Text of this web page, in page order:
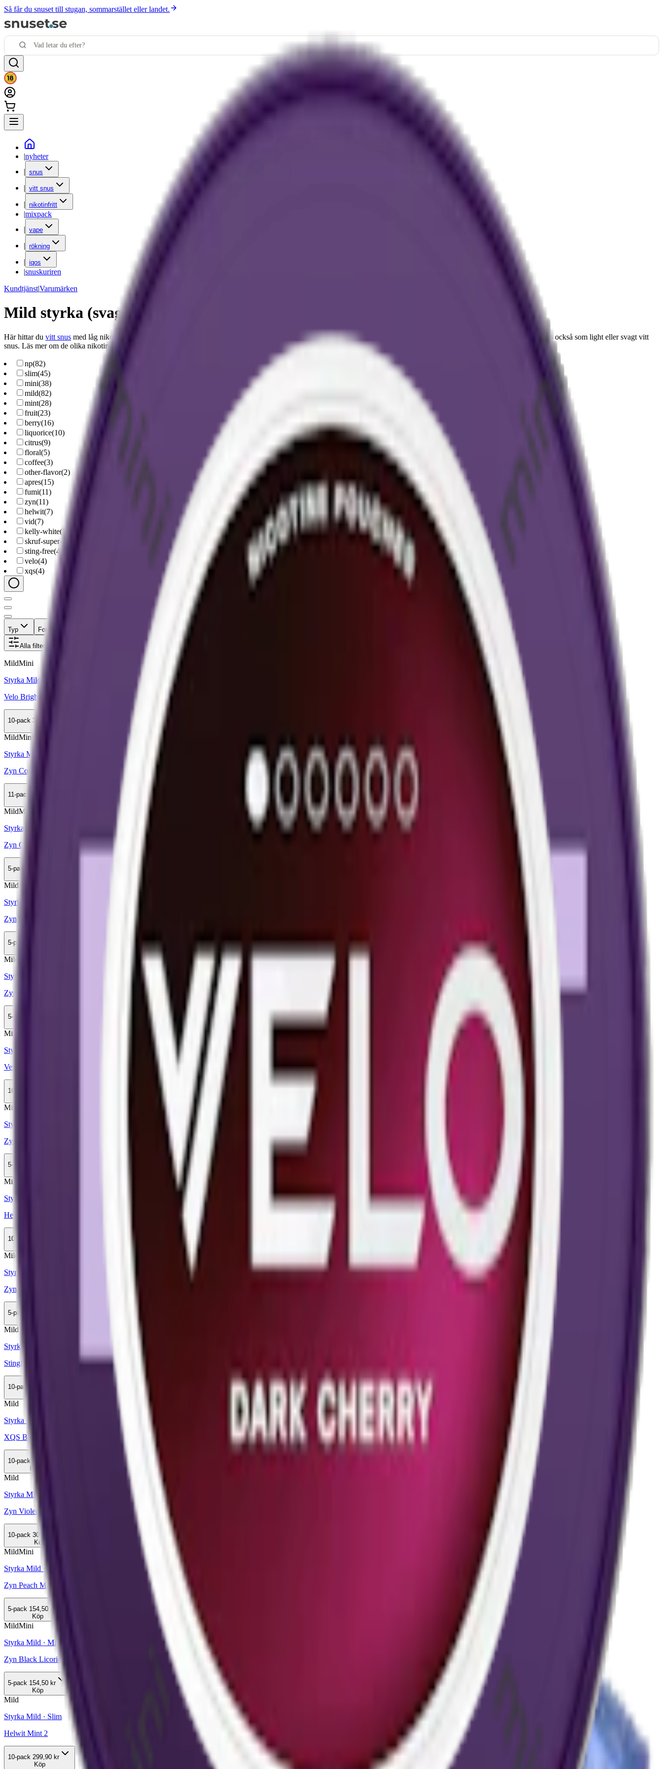
Så får du snuset till stugan, sommarstället eller landet.
|nyheter
| snus
| vitt snus
| nikotinfritt
|mixpack
| vape
| rökning
| iqos
|snuskuriren
Kundtjänst|Varumärken
Mild styrka (svagt vitt snus)
Här hittar du vitt snus med låg nikotinstyrka upp till 6 mg nikotin per prilla. Milt vitt snus från bland annatVid, Vont,
. Styrkan ”mild” benämns också som light eller svagt vitt
snus. Läs mer om de olika nikotinstyrkorna i artikeln ”
np(82)
slim(45)
mini(38)
mild(82)
mint(28)
fruit(23)
berry(16)
liquorice(10)
citrus(9)
floral(5)
coffee(3)
other-flavor(2)
apres(15)
fumi(11)
zyn(11)
helwit(7)
vid(7)
kelly-white(5
skruf-super-white
sting-free(4)
velo(4)
xqs(4)
Typ Format
Alla filter
MildMini
Styrka Mild · Mini
Velo Bright Spearmint Mini
10-pack 359,90 kr
MildMini
Styrka Mild · Mini
Zyn Cool Mint Mini 2
11-pack
MildMini
Styrka Mild · Mini
Zyn Coffee Mini 2
5-pack
MildMini
Styrka Mild · Mini
Zyn Spearmint Mini 1
5-pack
Mild
Styrka Mild · Mini
Zyn Citrus Mini 2
5-pack
Mild
Styrka Mild · Mini
Velo Simply Spearmint Mini 1
10-pack
Mild
Styrka Mild · Mini
Zyn Black Cherry Mini 2
5-pack
Mild
Styrka Mild · Slim
Helwit Banana 2
10-pack
Mild
Styrka Mild · Mini
Zyn Gentle Mint Mini 1
5-pack
Mild
Styrka Mild · Slim
Stingfree Caribbean Mango
10-pack
Mild
Styrka Mild · Slim
XQS Black Cherry 4 mg 2
10-pack
Mild
Styrka Mild · Slim
Zyn Violet Licorice Slim 2
10-pack 309,90 kr
Köp
MildMini
Styrka Mild · Mini
Zyn Peach Mini 2
5-pack 154,50 kr
Köp
MildMini
Styrka Mild · Mini
Zyn Black Licorice Mini 2
5-pack 154,50 kr
Köp
Mild
Styrka Mild · Slim
Helwit Mint 2
10-pack 299,90 kr
Köp